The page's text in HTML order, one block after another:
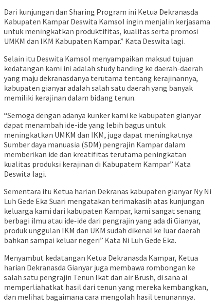
Dari kunjungan dan Sharing Program ini Ketua Dekranasda
Kabupaten Kampar Deswita Kamsol ingin menjalin kerjasama
untuk meningkatkan produktifitas, kualitas serta promosi
UMKM dan IKM Kabupaten Kampar.” Kata Deswita lagi.
Selain itu Deswita Kamsol menyampaikan maksud tujuan
kedatangan kami ini adalah study banding ke daerah-daerah
yang maju dekranasdanya terutama tentang kerajinannya,
kabupaten gianyar adalah salah satu daerah yang banyak
memiliki kerajinan dalam bidang tenun.
“Semoga dengan adanya kunker kami ke kabupaten gianyar
dapat menambah ide-ide yang lebih bagus untuk
meningkatkan UMKM dan IKM, juga dapat meningkatnya
Sumber daya manuasia (SDM) pengrajin Kampar dalam
memberikan ide dan kreatifitas terutama peningkatan
kualitas produksi kerajinan di Kabupatem Kampar” Kata
Deswita lagi.
Sementara itu Ketua harian Dekranas kabupaten gianyar Ny Ni
Luh Gede Eka Suari mengatakan terimakasih atas kunjungan
keluarga kami dari kabupaten Kampar, kami sangat senang
berbagi ilmu atau ide-ide dari pengrajin yang ada di Gianyar,
produk unggulan IKM dan UKM sudah dikenal ke luar daerah
bahkan sampai keluar negeri” Kata Ni Luh Gede Eka.
Menyambut kedatangan Ketua Dekranasda Kampar, Ketua
harian Dekranasda Gianyar juga membawa rombongan ke
salah satu pengrajin Tenun Ikat dan air Brush, di sana ai
memperliahatkat hasil dari tenun yang mereka kembangkan,
dan melihat bagaimana cara mengolah hasil tenunannya.